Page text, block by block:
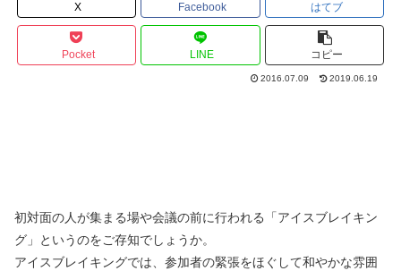
X Facebook はてブ
Pocket LINE コピー
2016.07.09 2019.06.19
初対面の人が集まる場や会議の前に行われる「アイスブレイキン
グ」というのをご存知でしょうか。
アイスブレイキングでは、参加者の緊張をほぐして和やかな雰囲